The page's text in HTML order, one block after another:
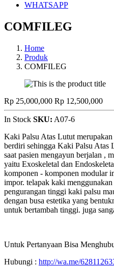
WHATSAPP
COMFILEG
Home
Produk
COMFILEG
Rp 25,000,000 Rp 12,500,000
In Stock SKU: A07-6
Kaki Palsu Atas Lutut
berdiri sehingga Kaki Palsu Atas
saat pasien mengayun berjalan ,
yaitu Exoskeletal dan
komponen - komponen modular
impor. telapak kaki
pengurangan tinggi kaki palsu
dengan busa estetika yang
untuk bertambah tinggi. juga
Untuk Pertanyaan Bisa
Hubungi : http://wa.me/